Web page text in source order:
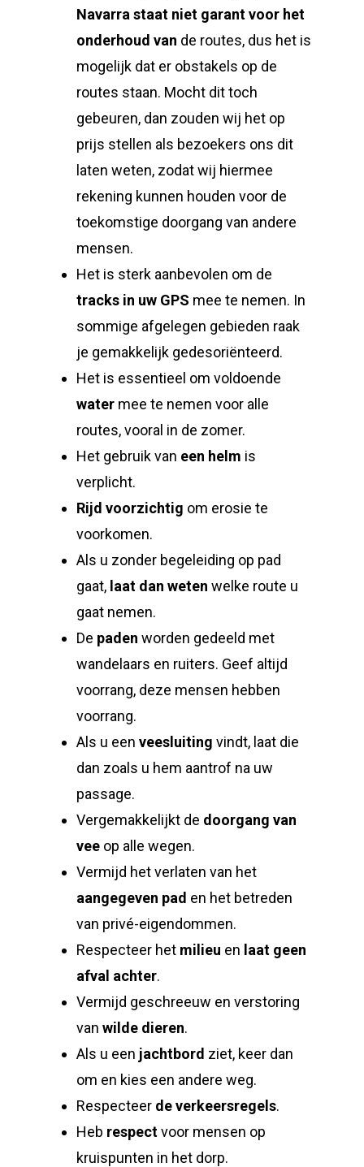
Navarra staat niet garant voor het
onderhoud van de routes, dus het is
mogelijk dat er obstakels op de
routes staan. Mocht dit toch
gebeuren, dan zouden wij het op
prijs stellen als bezoekers ons dit
laten weten, zodat wij hiermee
rekening kunnen houden voor de
toekomstige doorgang van andere
mensen.
Het is sterk aanbevolen om de
tracks in uw GPS mee te nemen. In
sommige afgelegen gebieden raak
je gemakkelijk gedesoriënteerd.
Het is essentieel om voldoende
water mee te nemen voor alle
routes, vooral in de zomer.
Het gebruik van een helm is
verplicht.
Rijd voorzichtig om erosie te
voorkomen.
Als u zonder begeleiding op pad
gaat, laat dan weten welke route u
gaat nemen.
De paden worden gedeeld met
wandelaars en ruiters. Geef altijd
voorrang, deze mensen hebben
voorrang.
Als u een veesluiting vindt, laat die
dan zoals u hem aantrof na uw
passage.
Vergemakkelijkt de doorgang van
vee op alle wegen.
Vermijd het verlaten van het
aangegeven pad en het betreden
van privé-eigendommen.
Respecteer het milieu en laat geen
afval achter.
Vermijd geschreeuw en verstoring
van wilde dieren.
Als u een jachtbord ziet, keer dan
om en kies een andere weg.
Respecteer de verkeersregels.
Heb respectvoor mensen op
kruispunten in het dorp.